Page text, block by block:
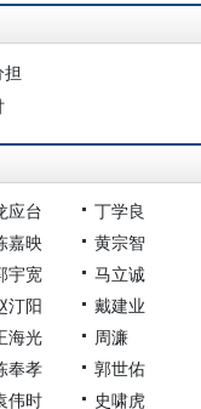
应台
丁学良
嘉映
黄宗智
宇宽
马立诚
汀阳
戴建业
海光
周濂
奉孝
郭世佑
伟时 史啸虎